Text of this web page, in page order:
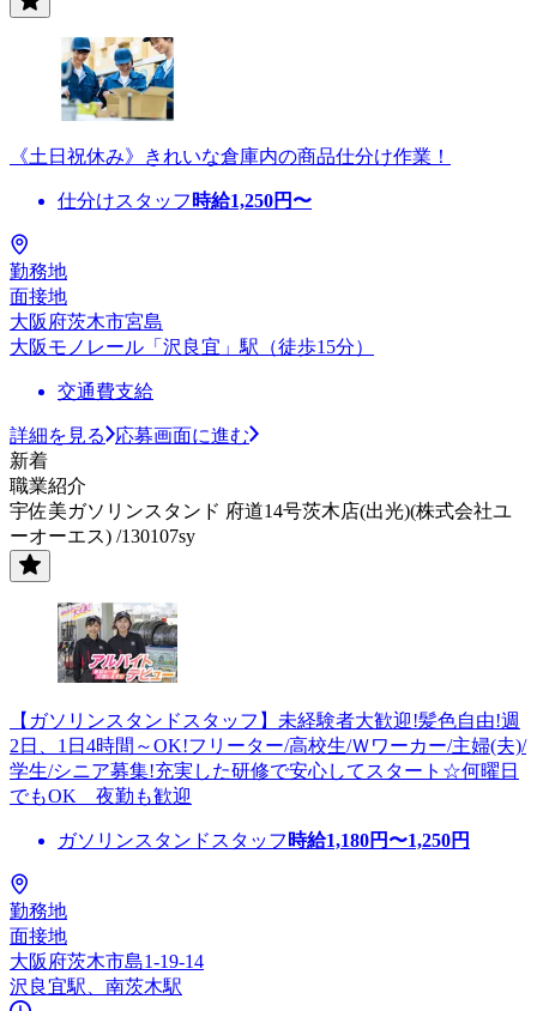
《土日祝休み》きれいな倉庫内の商品仕分け作業！
仕分けスタッフ 時給1,250円〜
勤務地
面接地
大阪府茨木市宮島
大阪モノレール「沢良宜」駅（徒歩15分）
交通費支給
詳細を見る
応募画面に進む
新着
職業紹介
宇佐美ガソリンスタンド 府道14号茨木店(出光)(株式会社ユ
ーオーエス) /130107sy
【ガソリンスタンドスタッフ】未経験者大歓迎!髪色自由!週
2日、1日4時間～OK!フリーター/高校生/Ｗワーカー/主婦(夫)/
学生/シニア募集!充実した研修で安心してスタート☆何曜日
でもOK 夜勤も歓迎
ガソリンスタンドスタッフ 時給1,180円〜1,250円
勤務地
面接地
大阪府茨木市島1-19-14
沢良宜駅、南茨木駅